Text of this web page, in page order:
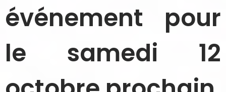
événement pour
le samedi 12